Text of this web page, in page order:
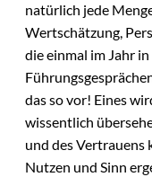
natürlich jede
Wertschätzung,
die einmal im Jahr
das so vor! Eines
wissentlich
und des
Nutzen und Sinn